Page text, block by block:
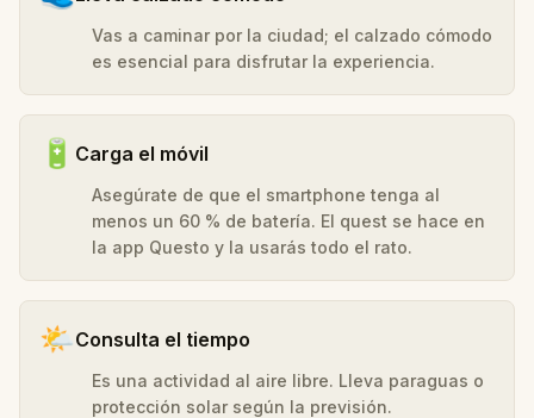
Vas a caminar por la ciudad; el calzado cómodo
es esencial para disfrutar la experiencia.
🔋 Carga el móvil
Asegúrate de que el smartphone tenga al
menos un 60 % de batería. El quest se hace en
la app Questo y la usarás todo el rato.
🌤️Consulta el tiempo
Es una actividad al aire libre. Lleva paraguas o
protección solar según la previsión.